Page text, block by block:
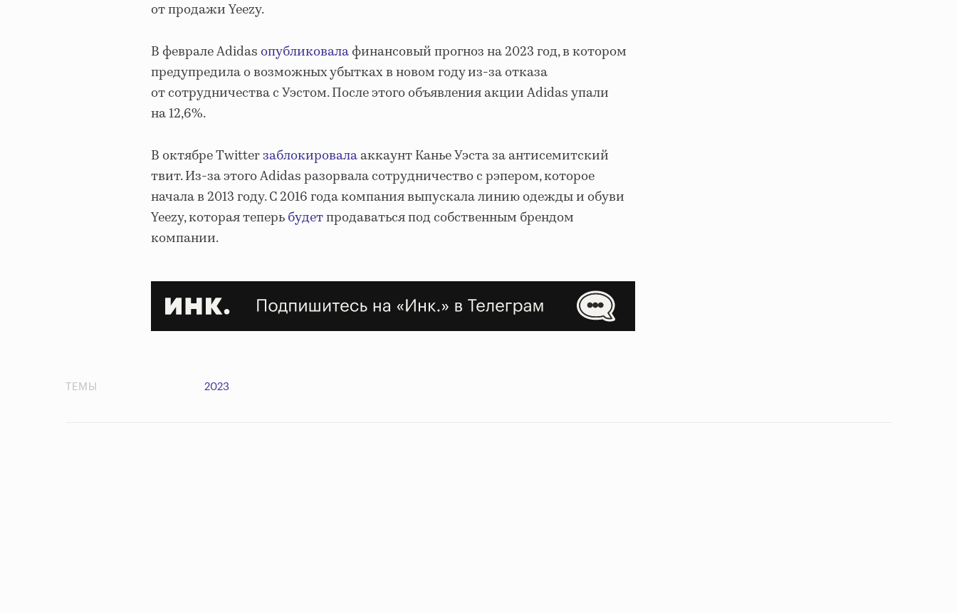
от продажи Yeezy.
В феврале Adidasопубликовалафинансовый прогноз на 2023 год, в котором
предупредила о возможных убытках в новом году из-за отказа
от сотрудничества с Уэстом. После этого объявления акции Adidas упали
на 12,6%.
В октябре Twitterзаблокировалааккаунт Канье Уэста за антисемитский
твит. Из-за этого Adidas разорвала сотрудничество с рэпером, которое
начала в 2013 году. С 2016 года компания выпускала линию одежды и обуви
Yeezy, которая теперьбудетпродаваться под собственным брендом
компании.
ТЕМЫ 2023